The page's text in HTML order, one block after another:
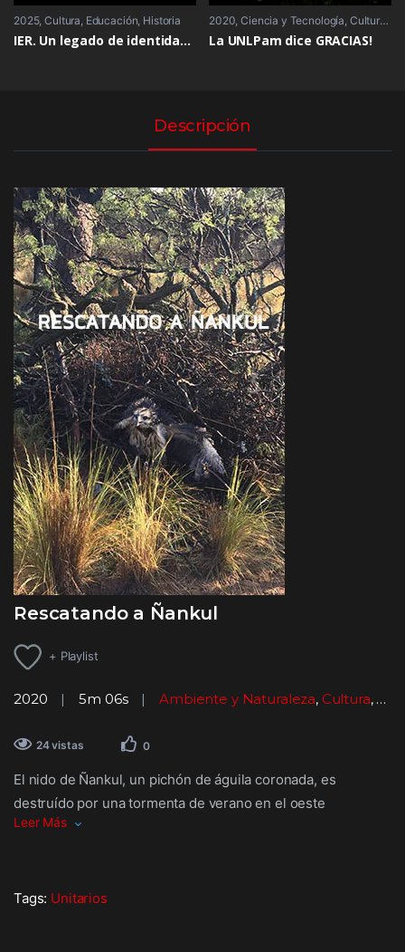
2025 Cultura, Educación, Historia
IER. Un legado de identidad y compromiso
2020 Ciencia y Tecnología, Cultura ,
La UNLPam dice GRACIAS!
Descripción
Rescatando a Ñankul
+ Playlist
2020 5m 06s Ambiente y Naturaleza, Cultura,
24 vistas 0
El nido de Ñankul, un pichón de águila coronada, es
destruído por una tormenta de verano en el oeste
pampeano. Un grupo de integrantes del CECARA junto a
Centro para el Estudio y Conservación de las Aves Rapaces
Leer Más
Tags: Unitarios